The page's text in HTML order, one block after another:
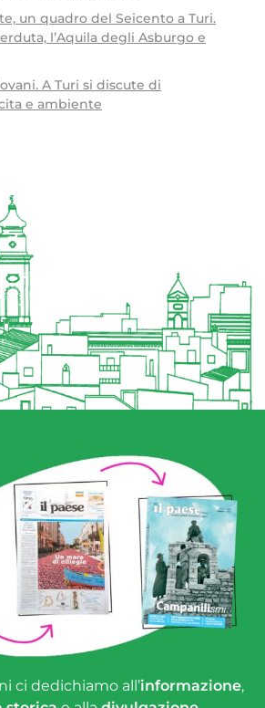
un quadro del Seicento a Turi.
l’Aquila degli Asburgo e
A Turi si discute di
e ambiente
ci dedichiamo all’informazione,